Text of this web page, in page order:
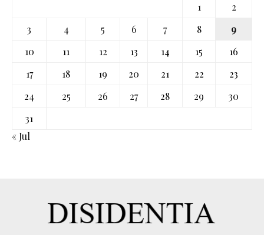
1
2
3
4 5 6 7 8
9
10
11 12 13 14 15
16
17
18 19 20 21 22
23
24
25 26 27 28 29
30
31
« Jul